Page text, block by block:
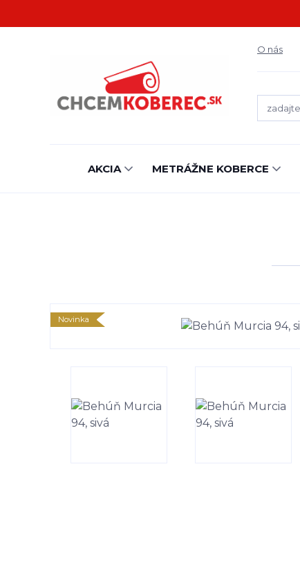
O nás
AKCIA METRÁŽNE KOBERCE
Novinka